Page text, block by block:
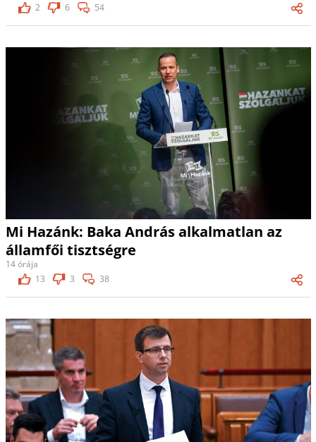
2
6 54
Mi Hazánk: Baka András alkalmatlan az
államfői tisztségre
14 órája
13
3 38